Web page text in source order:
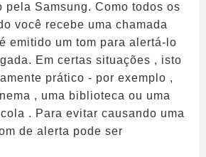
pela Samsung. Como todos os
você recebe uma chamada
emitido um tom para alertá-lo
Em certas situações , isto
prático - por exemplo ,
, uma biblioteca ou uma
. Para evitar causando uma
de alerta pode ser